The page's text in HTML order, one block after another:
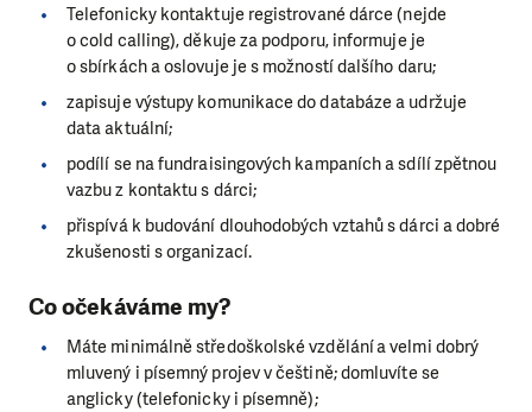
Telefonicky kontaktuje registrované dárce (nejde
o cold calling), děkuje za podporu, informuje je
o sbírkách a oslovuje je s možností dalšího daru;
zapisuje výstupy komunikace do databáze a udržuje
data aktuální;
podílí se na fundraisingových kampaních a sdílí zpětnou
vazbu z kontaktu s dárci;
přispívá k budování dlouhodobých vztahů s dárci a dobré
zkušenosti s organizací.
Co očekáváme my?
Máte minimálně středoškolské vzdělání a velmi dobrý
mluvený i písemný projev v češtině; domluvíte se
anglicky (telefonicky i písemně);